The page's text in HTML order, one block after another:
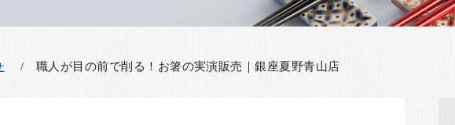
職人が目の前で削る！お箸の実演販売｜銀座夏野青山店